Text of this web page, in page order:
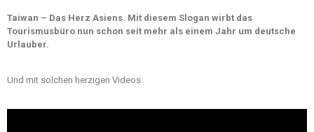
Taiwan – Das Herz Asiens. Mit diesem Slogan wirbt das
Tourismusbüro nun schon seit mehr als einem Jahr um deutsche
Urlauber.
Und mit solchen herzigen Videos: